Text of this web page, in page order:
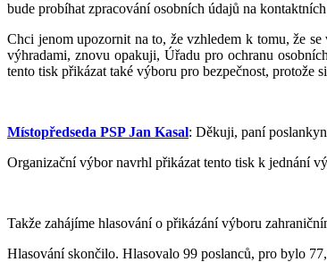
bude probíhat zpracování osobních údajů na
Chci jenom upozornit na to, že vzhledem k tomu, že
výhradami, znovu opakuji, Úřadu pro ochranu
tento tisk přikázat také výboru pro bezpečnost, protože
Místopředseda PSP Jan Kasal: Děkuji, paní
Organizační výbor navrhl přikázat tento tisk k jednání
Takže zahájíme hlasování o přikázání výboru
Hlasování skončilo. Hlasovalo 99 poslanců, pro bylo